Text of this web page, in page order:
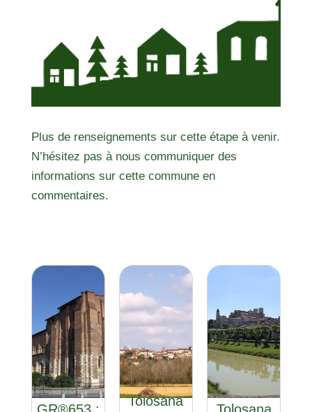
Plus de renseignements sur cette étape à venir.
N’hésitez pas à nous communiquer des
informations sur cette commune en
commentaires.
GR®653 :
la Via
Tolosana
GR®653 :
la Via